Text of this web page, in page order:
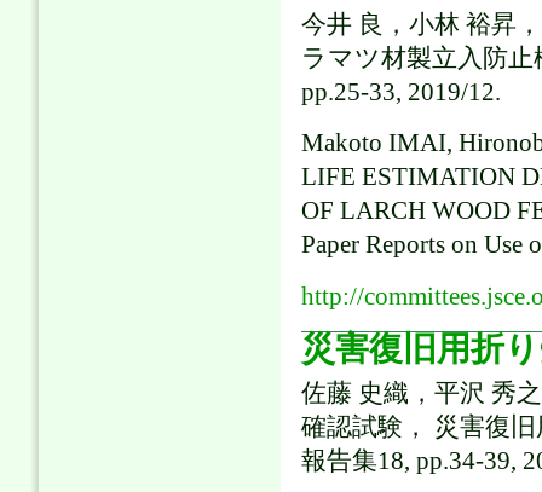
今井 良，小林 裕昇
ラマツ材製立入防止
pp.25-33, 2019/12.
Makoto IMAI,
LIFE ESTIMATION
OF LARCH WOOD
Paper Reports on
http://
災害復旧用折
佐藤 史織，平沢 秀
確認試験， 災害復
報告集18, pp.34-39,